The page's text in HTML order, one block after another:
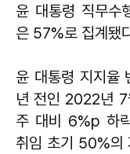
윤 대통령 직무수
은 57%로 집계됐
윤 대통령 지지율
년 전인 2022년
주 대비 6%p 하
취임 초기 50%의